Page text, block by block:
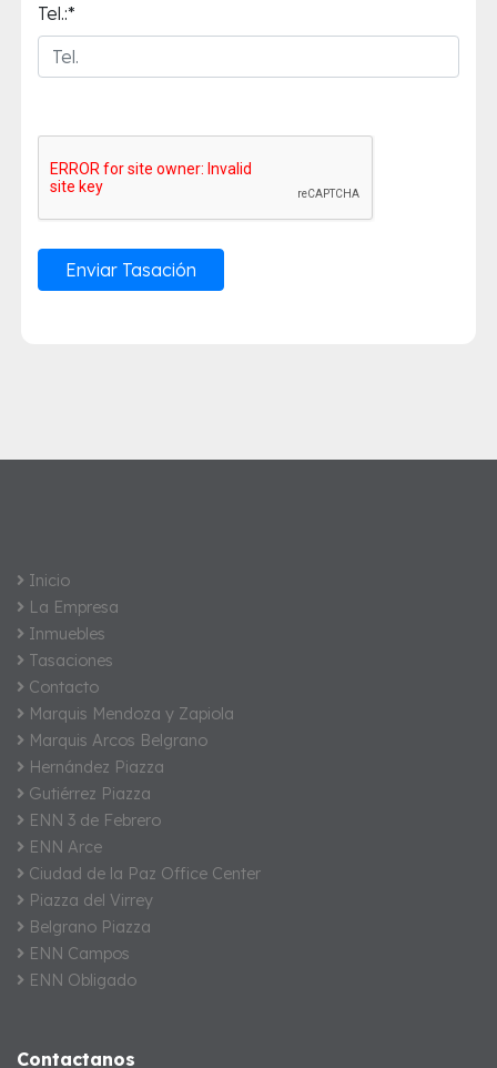
Tel.:*
Enviar Tasación
Inicio
La Empresa
Inmuebles
Tasaciones
Contacto
Marquis Mendoza y Zapiola
Marquis Arcos Belgrano
Hernández Piazza
Gutiérrez Piazza
ENN 3 de Febrero
ENN Arce
Ciudad de la Paz Office Center
Piazza del Virrey
Belgrano Piazza
ENN Campos
ENN Obligado
Contactanos